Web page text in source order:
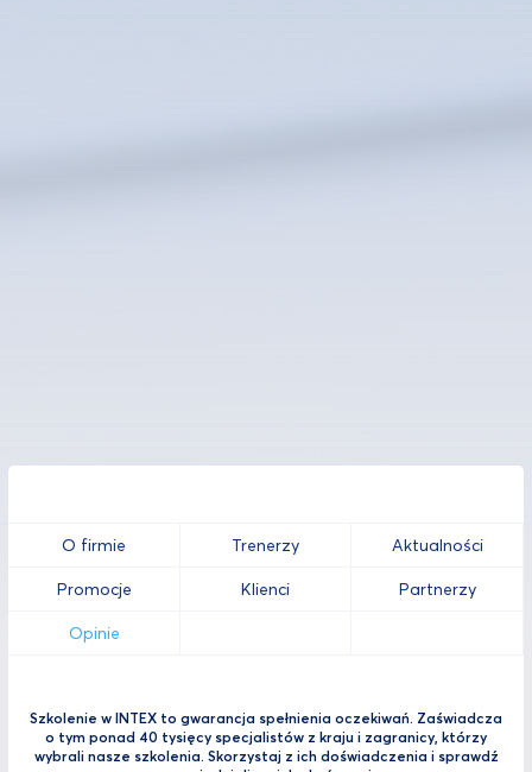
O firmie Trenerzy Aktualności
Promocje Klienci Partnerzy
Opinie
Szkolenie w INTEX to gwarancja spełnienia oczekiwań. Zaświadcza
o tym ponad 40 tysięcy specjalistów z kraju i zagranicy, którzy
wybrali nasze szkolenia. Skorzystaj z ich doświadczenia i sprawdź